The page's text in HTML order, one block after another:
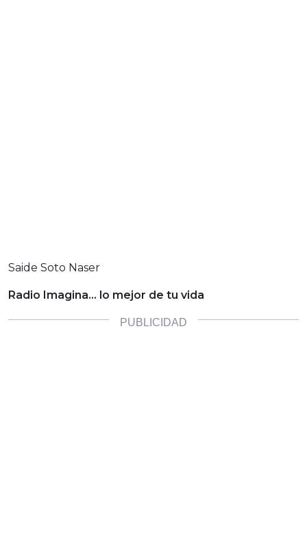
Saide Soto Naser
Radio Imagina… lo mejor de tu vida